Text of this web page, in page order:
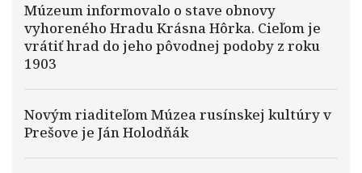
Múzeum informovalo o stave obnovy
vyhoreného Hradu Krásna Hôrka. Cieľom je
vrátiť hrad do jeho pôvodnej podoby z roku
1903
Novým riaditeľom Múzea rusínskej kultúry v
Prešove je Ján Holodňák